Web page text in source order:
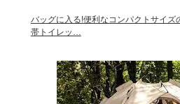
バッグに入る!便利なコンパクトサイズ
帯トイレッ…